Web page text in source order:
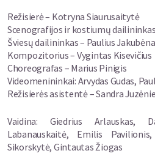
Siaurusaitytė.
,,Nepaprasta Edvardo Tiuleino
fantazijos ribas, kurti ir mąstyti
įtrauks mažuosius žiūrovus į
atsivėrimo link.
Premjera– 2022 m. lapkričio 13 d.
Režisierė – Kotryna Siaurusaitytė
Scenografijos ir kostiumų dailininkas
Šviesų dailininkas – Paulius
Kompozitorius – Vygintas Kisevičius
Choreografas – Marius Pinigis
Videomenininkai: Arvydas Gudas,
Režisierės asistentė – Sandra
Vaidina: Giedrius Arlauskas,
Labanauskaitė, Emilis
Sikorskytė, Gintautas Žiogas